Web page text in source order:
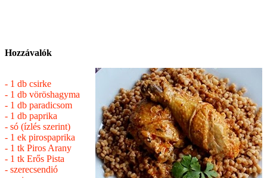
Hozzávalók
- 1 db csirke
- 1 db vöröshagyma
- 1 db paradicsom
- 1 db paprika
- só (ízlés szerint)
- 1 ek pirospaprika
- 1 tk Piros Arany
- 1 tk Erős Pista
- szerecsendió